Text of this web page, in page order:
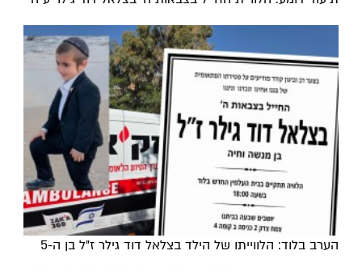
הערב בלוד: הלווייתו של הילד בצלאל דוד גילר ז"ל בן ה-5